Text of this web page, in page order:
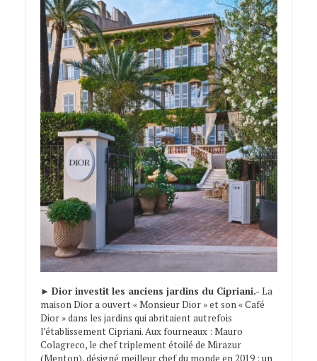
► Dior investit les anciens jardins du Cipriani.- La
maison Dior a ouvert « Monsieur Dior » et son « Café
Dior » dans les jardins qui abritaient autrefois
l’établissement Cipriani. Aux fourneaux : Mauro
Colagreco, le chef triplement étoilé de Mirazur
(Menton), désigné meilleur chef du monde en 2019 ; un